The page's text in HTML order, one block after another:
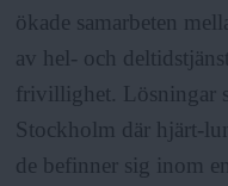
ökade samarbeten
av hel- och
frivillighet. Lösningar
Stockholm där hjärt-
de befinner sig inom